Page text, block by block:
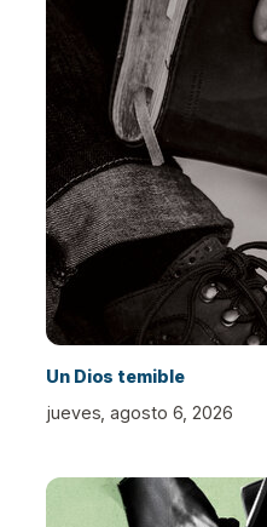
Un Dios temible
jueves, agosto 6, 2026